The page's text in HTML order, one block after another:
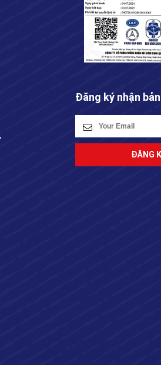
Đăng ký nhận